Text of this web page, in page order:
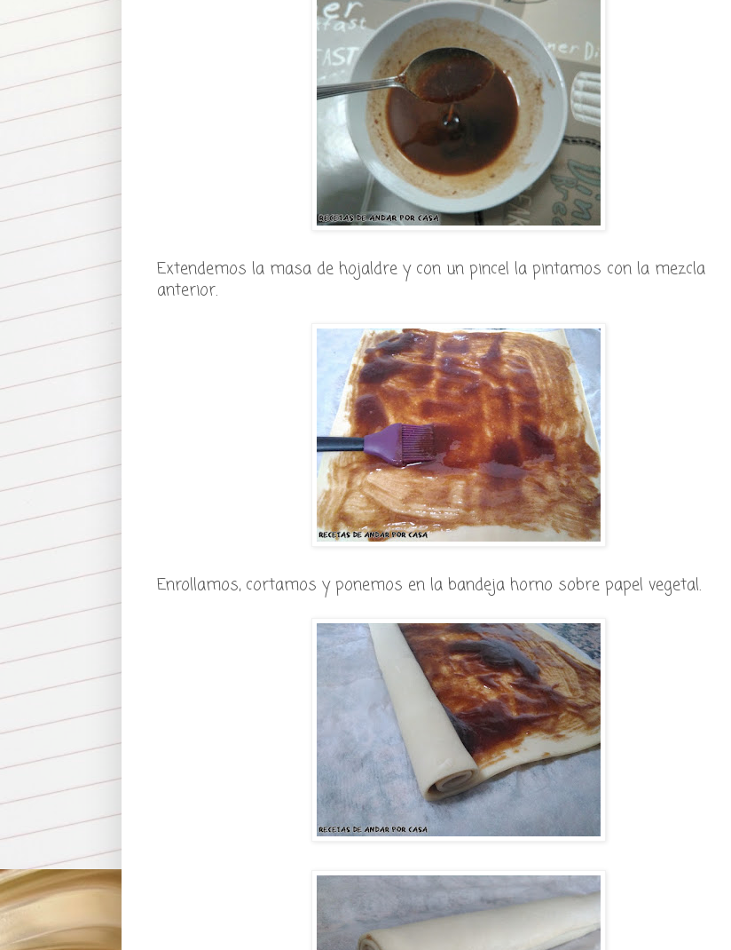
Extendemos la masa de hojaldre y con un pincel la pintamos con la mezcla
anterior.
Enrollamos, cortamos y ponemos en la bandeja horno sobre papel vegetal.